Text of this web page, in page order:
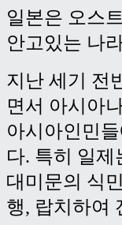
일본은 오스
안고있는 나
지난 세기 전
면서 아시아
아시아인민
다. 특히 일
대미문의 식
행, 랍치하여